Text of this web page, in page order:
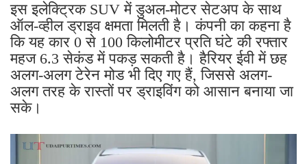
इस इलेक्ट्रिक SUV में डुअल-मोटर सेटअप के साथ
ऑल-व्हील ड्राइव क्षमता मिलती है। कंपनी का कहना है
कि यह कार 0 से 100 किलोमीटर प्रति घंटे की रफ्तार
महज 6.3 सेकंड में पकड़ सकती है। हैरियर ईवी में छह
अलग-अलग टेरेन मोड भी दिए गए हैं, जिससे अलग-
अलग तरह के रास्तों पर ड्राइविंग को आसान बनाया जा
सके।